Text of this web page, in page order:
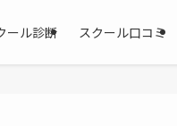
ール診断 スクール口コミ